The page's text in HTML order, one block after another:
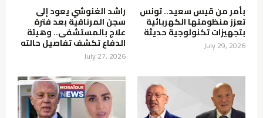
بأمر من قيس سعيد.. تونس
تعزز منظومتها الكهربائية
بتجهيزات تكنولوجية حديثة
July 29, 2026
راشد الغنوشي يعود إلى
سجن المرناقية بعد فترة
علاج بالمستشفى.. وهيئة
الدفاع تكشف تفاصيل حالته
July 27, 2026